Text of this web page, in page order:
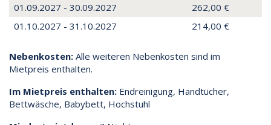
01.09.2027 - 30.09.2027
262,00 €
01.10.2027 - 31.10.2027
214,00 €
Nebenkosten: Alle weiteren Nebenkosten sind im
Mietpreis enthalten.
Im Mietpreis enthalten: Endreinigung, Handtücher,
Bettwäsche, Babybett, Hochstuhl